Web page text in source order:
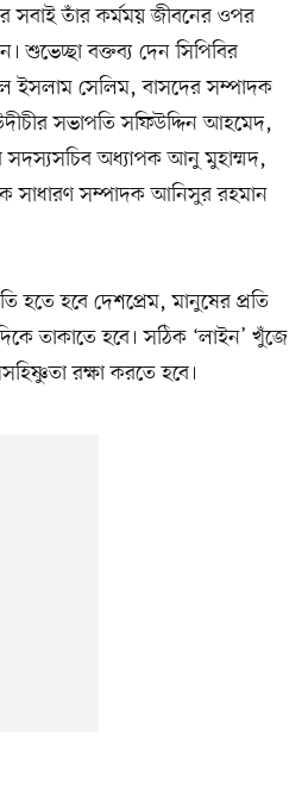
সবাই তাঁর কর্মময় জীবনের ওপর
বক্তব্য দেন সিপিবির
ইসলাম সেলিম, বাসদের সম্পাদক
সভাপতি সফিউদ্দিন আহমেদ,
সদস্যসচিব অধ্যাপক আনু মুহাম্মদ,
সাধারণ সম্পাদক আনিসুর রহমান
হতে হবে দেশপ্রেম, মানুষের প্রতি
তাকাতে হবে। সঠিক ‘লাইন’ খুঁজে
রক্ষা করতে হবে।